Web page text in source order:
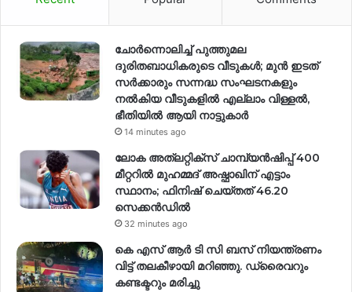
ചോർന്നൊലിച്ച് പുത്തുമല
ദുരിതബാധികരുടെ വീടുകൾ; മുൻ ഇടത്
സർക്കാരും സന്നദ്ധ സംഘടനകളും
നൽകിയ വീടുകളിൽ എല്ലാം വിള്ളൽ,
ഭീതിയിൽ ആയി നാട്ടുകാർ
14 minutes ago
ലോക അത്‌ലറ്റിക്‌സ് ചാമ്പ്യൻഷിപ്പ് 400
മീറ്ററിൽ മുഹമ്മദ് അഷ്ഫാഖിന് എട്ടാം
സ്ഥാനം; ഫിനിഷ് ചെയ്തത് 46.20
സെക്കൻഡിൽ
32 minutes ago
കെ എസ് ആർ ടി സി ബസ് നിയന്ത്രണം
വിട്ട് തലകീഴായി മറിഞ്ഞു. ഡ്രൈവറും
കണ്ടക്ടറും മരിച്ചു